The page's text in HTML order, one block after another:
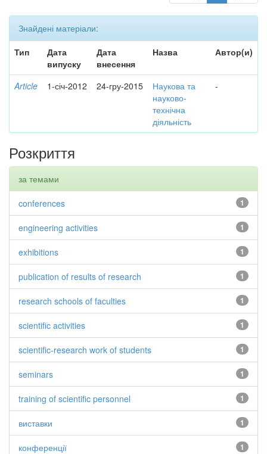
Знайдені матеріали:
Тип
Дата
випуску
Дата
внесення
Назва Автор(и)
Article 1-січ-2012 24-гру-2015
Наукова та
науково-
технічна
діяльність
-
Розкриття
за темами
1
conferences
1
engineering activities
1
exhibitions
1
publication of results of research
1
research schools of faculties
1
scientific activities
1
scientific-research work of students
1
seminars
1
training of scientific personnel
1
виставки
1
конференції